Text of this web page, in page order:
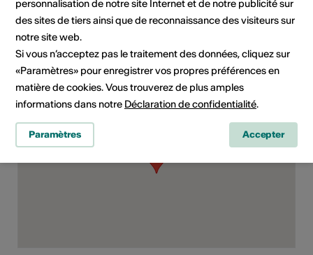
Tout public
Lieu de l'événement
personnalisation de notre site Internet et de notre publicité sur
des sites de tiers ainsi que de reconnaissance des visiteurs sur
notre site web.
Si vous n’acceptez pas le traitement des données, cliquez sur
«Paramètres» pour enregistrer vos propres préférences en
matière de cookies. Vous trouverez de plus amples
informations dans notre Déclaration de confidentialité.
Paramètres Accepter